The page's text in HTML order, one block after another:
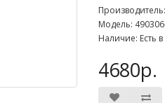
Производитель:
Модель:
Наличие: Есть
4680р.